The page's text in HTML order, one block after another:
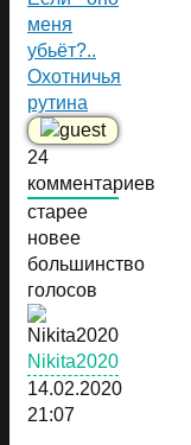
меня
убьёт?..
Охотничья
рутина
24
комментариев
старее
новее
большинство
голосов
Nikita2020
14.02.2020
21:07